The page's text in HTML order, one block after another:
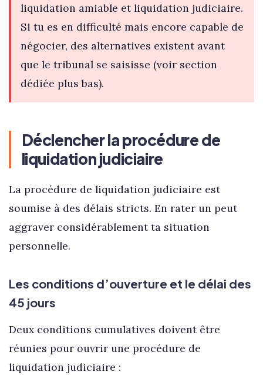
liquidation amiable et liquidation judiciaire.
Si tu es en difficulté mais encore capable de
négocier, des alternatives existent avant
que le tribunal se saisisse (voir section
dédiée plus bas).
Déclencher la procédure de
liquidation judiciaire
La procédure de liquidation judiciaire est
soumise à des délais stricts. En rater un peut
aggraver considérablement ta situation
personnelle.
Les conditions d’ouverture et le délai des
45 jours
Deux conditions cumulatives doivent être
réunies pour ouvrir une procédure de
liquidation judiciaire :